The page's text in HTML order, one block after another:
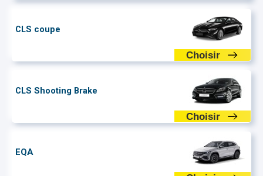
CLS coupe
Choisir
CLS Shooting Brake
Choisir
EQA